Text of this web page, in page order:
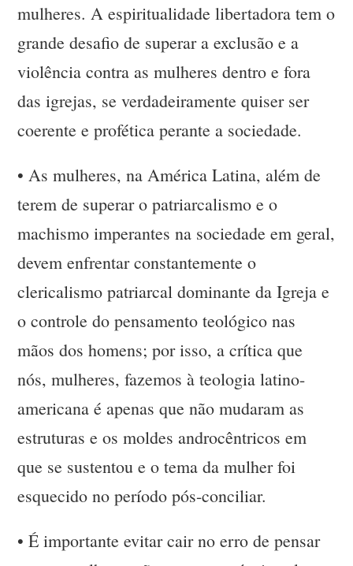
mulheres. A espiritualidade libertadora tem o
grande desafio de superar a exclusão e a
violência contra as mulheres dentro e fora
das igrejas, se verdadeiramente quiser ser
coerente e profética perante a sociedade.
• As mulheres, na América Latina, além de
terem de superar o patriarcalismo e o
machismo imperantes na sociedade em geral,
devem enfrentar constantemente o
clericalismo patriarcal dominante da Igreja e
o controle do pensamento teológico nas
mãos dos homens; por isso, a crítica que
nós, mulheres, fazemos à teologia latino-
americana é apenas que não mudaram as
estruturas e os moldes androcêntricos em
que se sustentou e o tema da mulher foi
esquecido no período pós-conciliar.
• É importante evitar cair no erro de pensar